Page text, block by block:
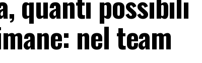
nel team